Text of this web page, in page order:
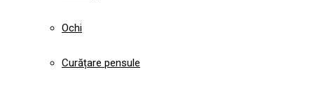
Ochi
Curățare pensule